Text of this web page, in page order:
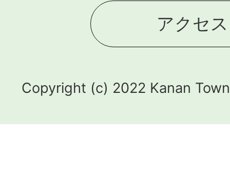
アクセス
Copyright (c) 2022 Kanan